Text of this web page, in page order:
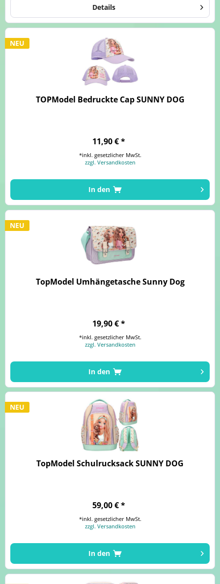
Details
NEU
TOPModel Bedruckte Cap SUNNY DOG
11,90 € *
*inkl. gesetzlicher MwSt.
zzgl. Versandkosten
In den
NEU
TopModel Umhängetasche Sunny Dog
19,90 € *
*inkl. gesetzlicher MwSt.
zzgl. Versandkosten
In den
NEU
TopModel Schulrucksack SUNNY DOG
59,00 € *
*inkl. gesetzlicher MwSt.
zzgl. Versandkosten
In den